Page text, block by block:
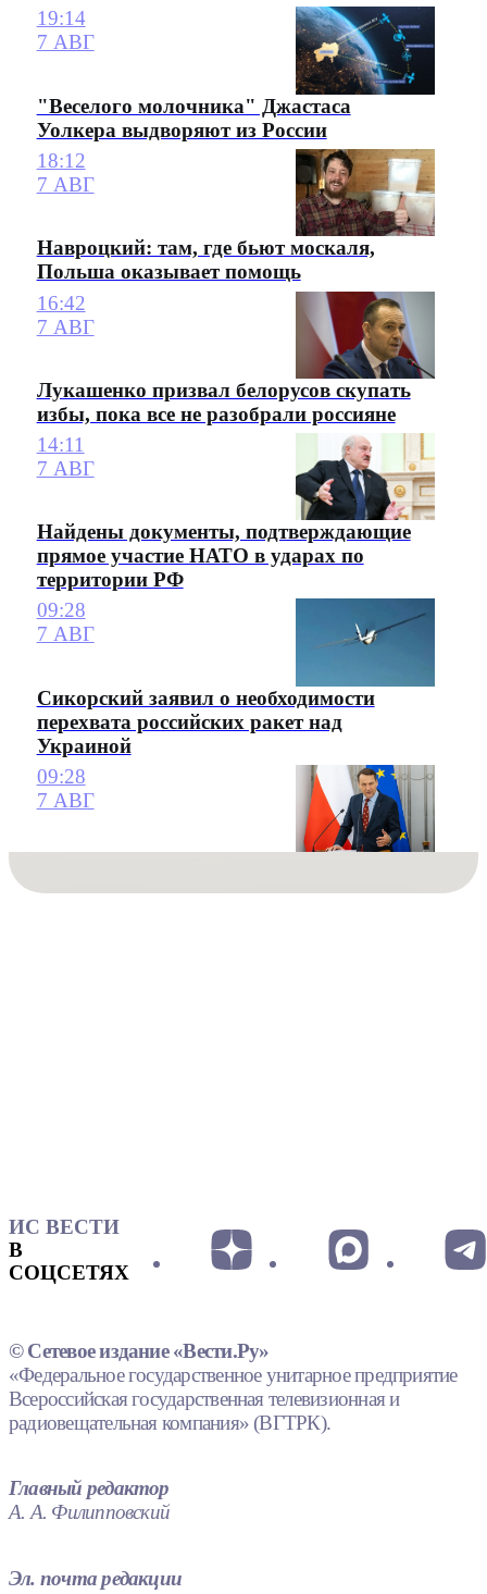
19:14
7 АВГ
"Веселого молочника" Джастаса
Уолкера выдворяют из России
18:12
7 АВГ
Навроцкий: там, где бьют москаля,
Польша оказывает помощь
16:42
7 АВГ
Лукашенко призвал белорусов скупать
избы, пока все не разобрали россияне
14:11
7 АВГ
Найдены документы, подтверждающие
прямое участие НАТО в ударах по
территории РФ
09:28
7 АВГ
Сикорский заявил о необходимости
перехвата российских ракет над
Украиной
09:28
7 АВГ
ИС ВЕСТИ
В
СОЦСЕТЯХ
© Сетевое издание «Вести.Ру»
«Федеральное государственное унитарное предприятие
Всероссийская государственная телевизионная и
радиовещательная компания» (ВГТРК).
Главный редактор
А. А. Филипповский
Эл. почта редакции